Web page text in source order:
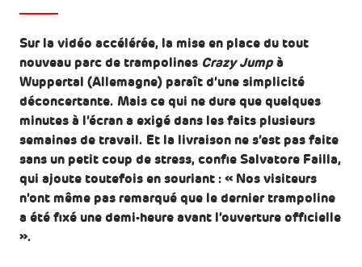
Sur la vidéo accélérée, la mise en place du tout
nouveau parc de trampolines Crazy Jumpà
Wuppertal (Allemagne) paraît d’une simplicité
déconcertante. Mais ce qui ne dure que quelques
minutes à l’écran a exigé dans les faits plusieurs
semaines de travail. Et la livraison ne s’est pas faite
sans un petit coup de stress, confie Salvatore Failla,
qui ajoute toutefois en souriant : « Nos visiteurs
n’ont même pas remarqué que le dernier trampoline
a été fixé une demi-heure avant l’ouverture officielle
».